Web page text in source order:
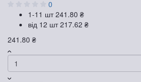
0
1-11 шт241.80 ₴
від 12 шт217.62 ₴
241.80 ₴